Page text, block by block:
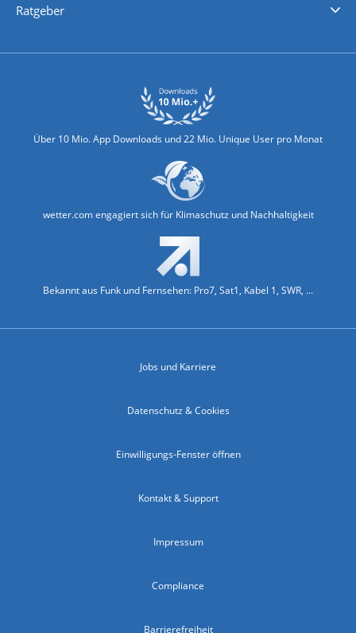
Ratgeber
Über 10 Mio. App Downloads und 22 Mio. Unique User pro Monat
wetter.com engagiert sich für Klimaschutz und Nachhaltigkeit
Bekannt aus Funk und Fernsehen: Pro7, Sat1, Kabel 1, SWR, ...
Jobs und Karriere
Datenschutz & Cookies
Einwilligungs-Fenster öffnen
Kontakt & Support
Impressum
Compliance
Barrierefreiheit